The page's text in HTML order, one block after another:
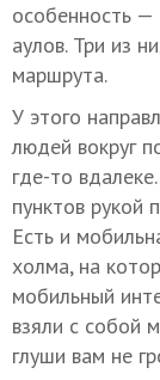
особенность —
аулов. Три из
маршрута.
У этого
людей вокруг
где-то
пунктов рукой
Есть и
холма, на
мобильный
взяли с собой
глуши вам не